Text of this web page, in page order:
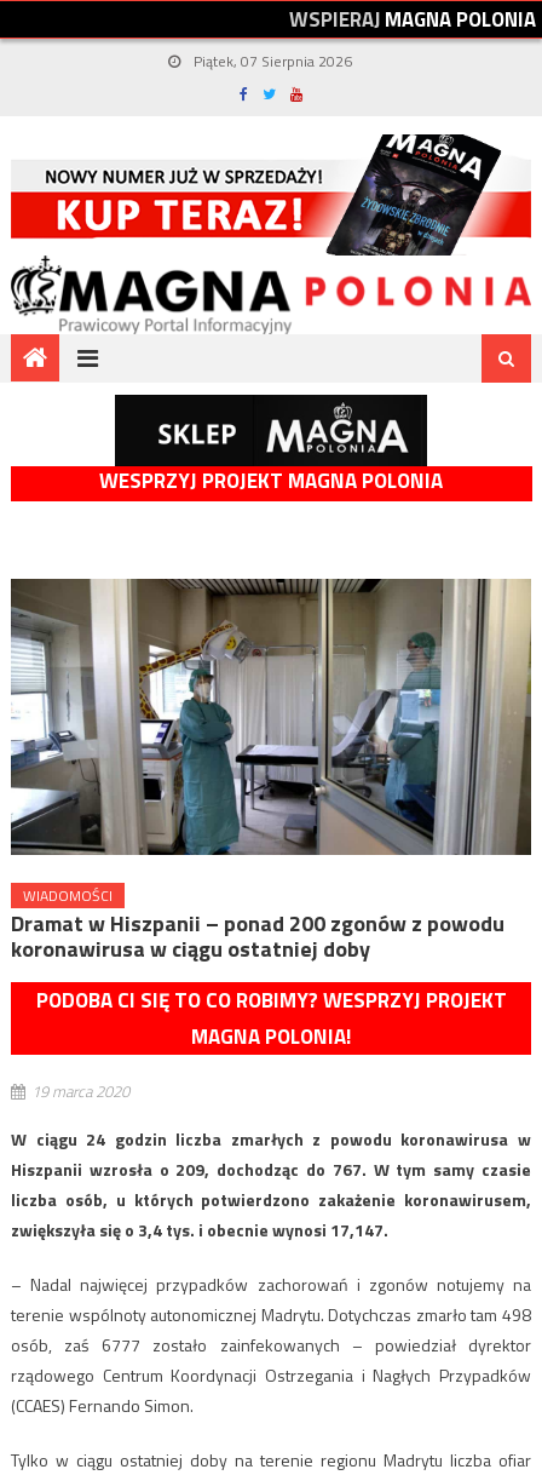
WSPIERAJMAGNAPOLONIA
Piątek, 07 Sierpnia 2026
WESPRZYJ PROJEKT MAGNA POLONIA
WIADOMOŚCI
Dramat w Hiszpanii – ponad 200 zgonów z powodu
koronawirusa w ciągu ostatniej doby
PODOBA CI SIĘ TO CO ROBIMY? WESPRZYJ PROJEKT
MAGNA POLONIA!
19 marca 2020
W ciągu 24 godzin liczba zmarłych z powodu koronawirusa w
Hiszpanii wzrosła o 209, dochodząc do 767. W tym samy czasie
liczba osób, u których potwierdzono zakażenie koronawirusem,
zwiększyła się o 3,4 tys. i obecnie wynosi 17,147.
– Nadal najwięcej przypadków zachorowań i zgonów notujemy na
terenie wspólnoty autonomicznej Madrytu. Dotychczas zmarło tam 498
osób, zaś 6777 zostało zainfekowanych – powiedział dyrektor
rządowego Centrum Koordynacji Ostrzegania i Nagłych Przypadków
(CCAES) Fernando Simon.
Tylko w ciągu ostatniej doby na terenie regionu Madrytu liczba ofiar